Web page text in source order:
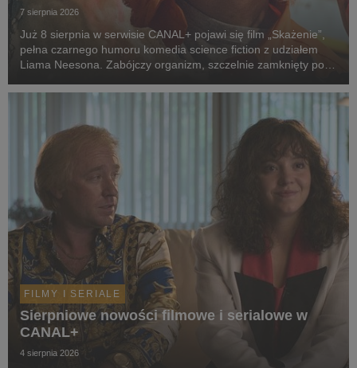
7 sierpnia 2026
Już 8 sierpnia w serwisie CANAL+ pojawi się film „Skażenie”,
pełna czarnego humoru komedia science fiction z udziałem
Liama Neesona. Zabójczy organizm, szczelnie zamknięty pod
nadzieją ludzkości staje się dwoje spóźni...
FILMY I SERIALE
Sierpniowe nowości filmowe i serialowe w
CANAL+
4 sierpnia 2026